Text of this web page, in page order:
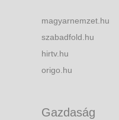
magyarnemzet.hu
szabadfold.hu
hirtv.hu
origo.hu
Gazdaság